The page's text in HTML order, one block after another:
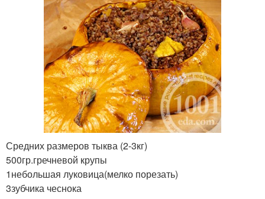
Средних размеров тыква (2-3кг)
500гр.гречневой крупы
1небольшая луковица(мелко порезать)
3зубчика чеснока